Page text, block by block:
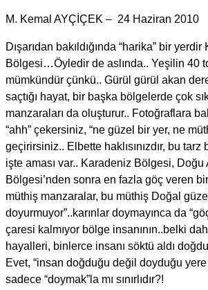
M. Kemal AYÇİÇEK – 24 Haziran 2010
Dışarıdan bakıldığında “harika” bir
Bölgesi…Öyledir de aslında.. Yeşilin 40
mümkündür çünkü.. Gürül gürül akan
saçtığı hayat, bir başka bölgelerde çok
manzaraları da oluşturur.. Fotoğraflara
“ahh” çekersiniz, “ne güzel bir yer, ne
geçirirsiniz.. Elbette haklısınızdır, bu tarz
işte aması var.. Karadeniz Bölgesi, Doğu
Bölgesi’nden sonra en fazla göç veren
müthiş manzaralar, bu müthiş Doğal
doyurmuyor”..karınlar doymayınca da
çaresi kalmıyor bölge insanının..belki
hayalleri, binlerce insanı söktü aldı
Evet, “insan doğduğu değil doyduğu
sadece “doymak”la mı sınırlıdır?!